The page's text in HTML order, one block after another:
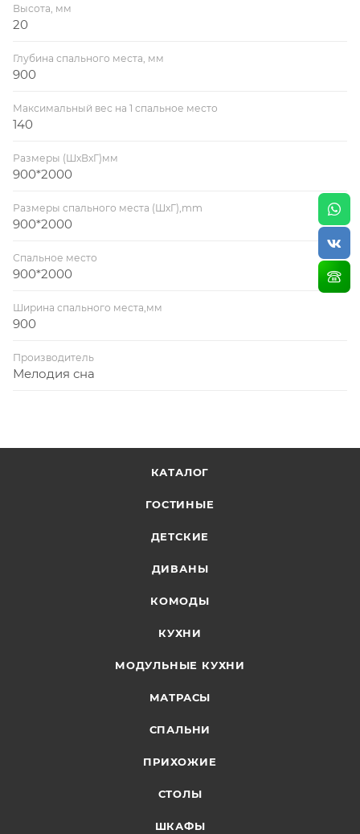
Высота, мм
20
Глубина спального места, мм
900
Максимальный вес на 1 спальное место
140
Размеры (ШхВхГ)мм
900*2000
Размеры спального места (ШхГ),mm
900*2000
Спальное место
900*2000
Ширина спального места,мм
900
Производитель
Мелодия сна
КАТАЛОГ
ГОСТИНЫЕ
ДЕТСКИЕ
ДИВАНЫ
КОМОДЫ
КУХНИ
МОДУЛЬНЫЕ КУХНИ
МАТРАСЫ
СПАЛЬНИ
ПРИХОЖИЕ
СТОЛЫ
ШКАФЫ